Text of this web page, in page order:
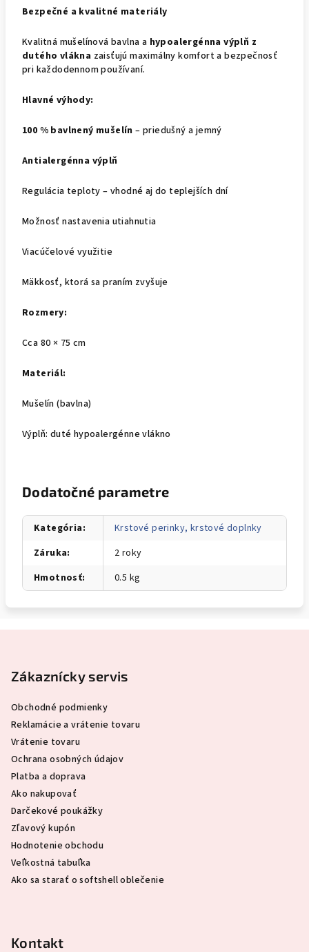
Bezpečné a kvalitné materiály
Kvalitná mušelínová bavlna a hypoalergénna výplň z
dutého vlákna zaisťujú maximálny komfort a bezpečnosť
pri každodennom používaní.
Hlavné výhody:
100 % bavlnený mušelín – priedušný a jemný
Antialergénna výplň
Regulácia teploty – vhodné aj do teplejších dní
Možnosť nastavenia utiahnutia
Viacúčelové využitie
Mäkkosť, ktorá sa praním zvyšuje
Rozmery:
Cca 80 × 75 cm
Materiál:
Mušelín (bavlna)
Výplň: duté hypoalergénne vlákno
Dodatočné parametre
Kategória:
Krstové perinky, krstové doplnky
Záruka:
2 roky
Hmotnosť: 0.5 kg
Zákaznícky servis
Obchodné podmienky
Reklamácie a vrátenie tovaru
Vrátenie tovaru
Ochrana osobných údajov
Platba a doprava
Ako nakupovať
Darčekové poukážky
Zľavový kupón
Hodnotenie obchodu
Veľkostná tabuľka
Ako sa starať o softshell oblečenie
Kontakt